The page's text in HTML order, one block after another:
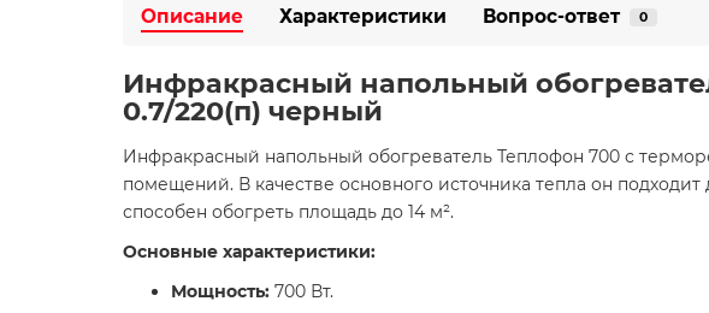
Описание Характеристики Вопрос-ответ 0
Инфракрасный напольный
0.7/220(п) черный
Инфракрасный напольный обогреватель Теплофон 700 с
помещений. В качестве основного источника тепла он
способен обогреть площадь до 14 м².
Основные характеристики:
Мощность: 700 Вт.​